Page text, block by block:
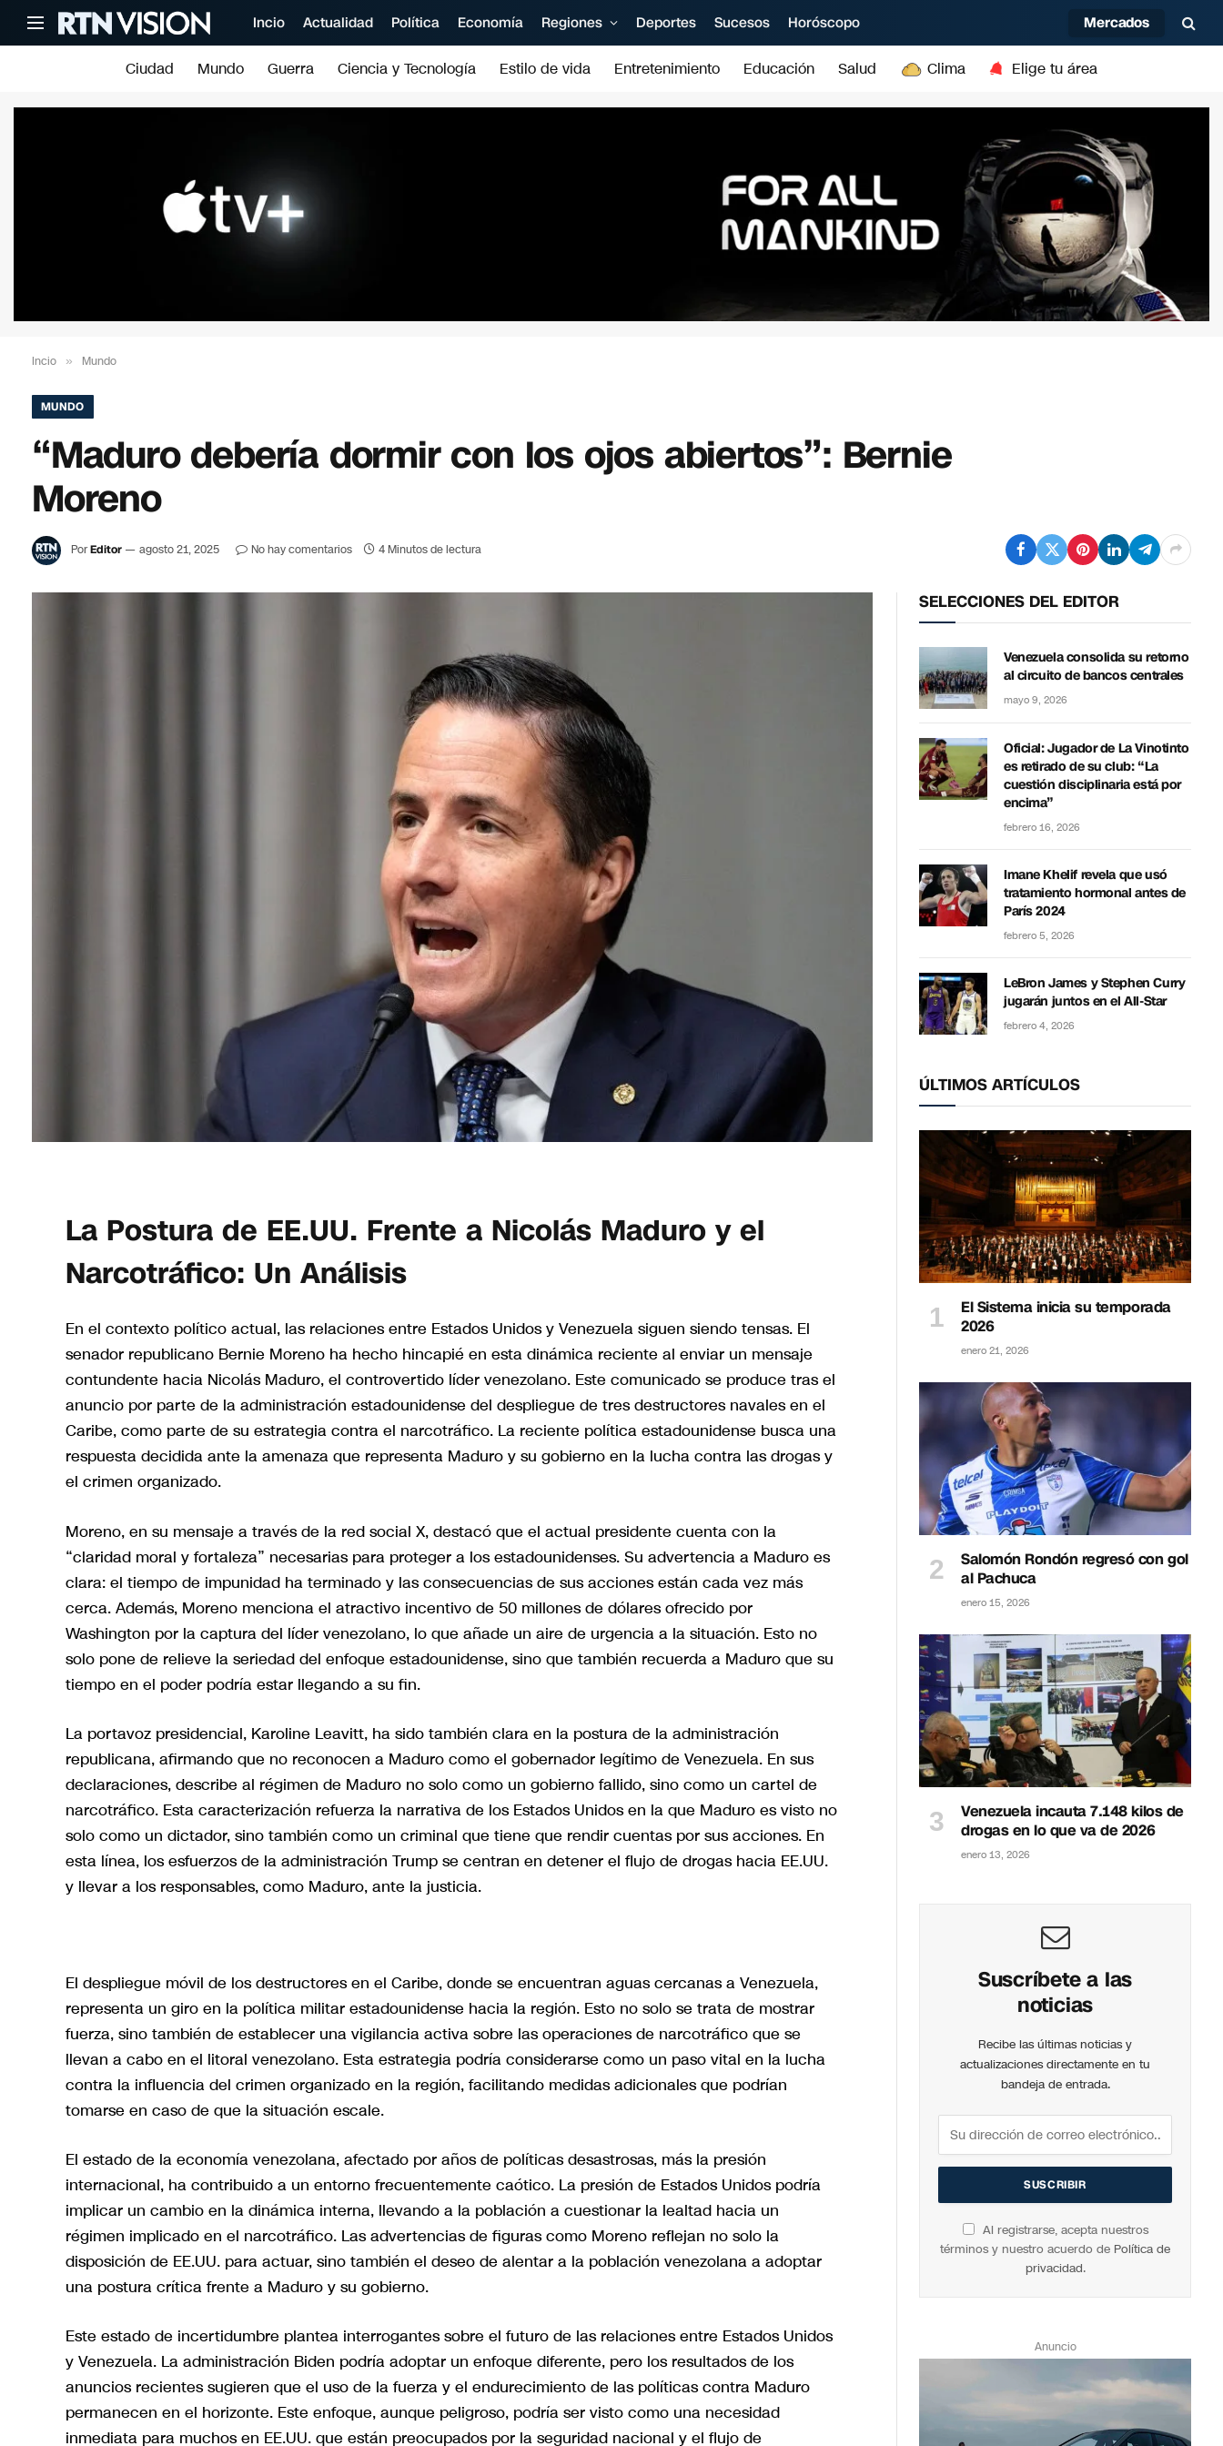
Incio Actualidad Política Economía Regiones Deportes Sucesos Horóscopo Mercados
Ciudad Mundo Guerra Ciencia y Tecnología Estilo de vida Entretenimiento Educación Salud Clima Elige tu área
Incio » Mundo
MUNDO
“Maduro debería dormir con los ojos abiertos”: Bernie
Moreno
PorEditor agosto 21, 2025 No hay comentarios 4 Minutos de lectura
La Postura de EE.UU. Frente a Nicolás Maduro y el
Narcotráfico: Un Análisis
En el contexto político actual, las relaciones entre Estados Unidos y Venezuela siguen siendo tensas. El
senador republicano Bernie Moreno ha hecho hincapié en esta dinámica reciente al enviar un mensaje
contundente hacia Nicolás Maduro, el controvertido líder venezolano. Este comunicado se produce tras el
anuncio por parte de la administración estadounidense del despliegue de tres destructores navales en el
Caribe, como parte de su estrategia contra el narcotráfico. La reciente política estadounidense busca una
respuesta decidida ante la amenaza que representa Maduro y su gobierno en la lucha contra las drogas y
el crimen organizado.
Moreno, en su mensaje a través de la red social X, destacó que el actual presidente cuenta con la
“claridad moral y fortaleza” necesarias para proteger a los estadounidenses. Su advertencia a Maduro es
clara: el tiempo de impunidad ha terminado y las consecuencias de sus acciones están cada vez más
cerca. Además, Moreno menciona el atractivo incentivo de 50 millones de dólares ofrecido por
Washington por la captura del líder venezolano, lo que añade un aire de urgencia a la situación. Esto no
solo pone de relieve la seriedad del enfoque estadounidense, sino que también recuerda a Maduro que su
tiempo en el poder podría estar llegando a su fin.
La portavoz presidencial, Karoline Leavitt, ha sido también clara en la postura de la administración
republicana, afirmando que no reconocen a Maduro como el gobernador legítimo de Venezuela. En sus
declaraciones, describe al régimen de Maduro no solo como un gobierno fallido, sino como un cartel de
narcotráfico. Esta caracterización refuerza la narrativa de los Estados Unidos en la que Maduro es visto no
solo como un dictador, sino también como un criminal que tiene que rendir cuentas por sus acciones. En
esta línea, los esfuerzos de la administración Trump se centran en detener el flujo de drogas hacia EE.UU.
y llevar a los responsables, como Maduro, ante la justicia.
El despliegue móvil de los destructores en el Caribe, donde se encuentran aguas cercanas a Venezuela,
representa un giro en la política militar estadounidense hacia la región. Esto no solo se trata de mostrar
fuerza, sino también de establecer una vigilancia activa sobre las operaciones de narcotráfico que se
llevan a cabo en el litoral venezolano. Esta estrategia podría considerarse como un paso vital en la lucha
contra la influencia del crimen organizado en la región, facilitando medidas adicionales que podrían
tomarse en caso de que la situación escale.
El estado de la economía venezolana, afectado por años de políticas desastrosas, más la presión
internacional, ha contribuido a un entorno frecuentemente caótico. La presión de Estados Unidos podría
implicar un cambio en la dinámica interna, llevando a la población a cuestionar la lealtad hacia un
régimen implicado en el narcotráfico. Las advertencias de figuras como Moreno reflejan no solo la
disposición de EE.UU. para actuar, sino también el deseo de alentar a la población venezolana a adoptar
una postura crítica frente a Maduro y su gobierno.
Este estado de incertidumbre plantea interrogantes sobre el futuro de las relaciones entre Estados Unidos
y Venezuela. La administración Biden podría adoptar un enfoque diferente, pero los resultados de los
anuncios recientes sugieren que el uso de la fuerza y el endurecimiento de las políticas contra Maduro
permanecen en el horizonte. Este enfoque, aunque peligroso, podría ser visto como una necesidad
inmediata para muchos en EE.UU. que están preocupados por la seguridad nacional y el flujo de
SELECCIONES DEL EDITOR
Venezuela consolida su retorno
al circuito de bancos centrales
mayo 9, 2026
Oficial: Jugador de La Vinotinto
es retirado de su club: “La
cuestión disciplinaria está por
encima”
febrero 16, 2026
Imane Khelif revela que usó
tratamiento hormonal antes de
París 2024
febrero 5, 2026
LeBron James y Stephen Curry
jugarán juntos en el All-Star
febrero 4, 2026
ÚLTIMOS ARTÍCULOS
El Sistema inicia su temporada
2026
enero 21, 2026
Salomón Rondón regresó con gol
al Pachuca
enero 15, 2026
Venezuela incauta 7.148 kilos de
drogas en lo que va de 2026
enero 13, 2026
Suscríbete a las
noticias
Recibe las últimas noticias y
actualizaciones directamente en tu
bandeja de entrada.
Al registrarse, acepta nuestros
términos y nuestro acuerdo de Política de
privacidad.
Anuncio